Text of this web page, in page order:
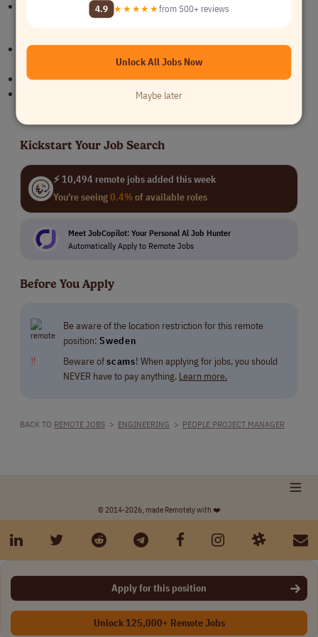
Ledande och samordnande roll över landsgränser.
Arbeta med marknadsledande teknik och lösningar för framtidens
Stora samhällsbyggnadsprojekt och mindre uppdrag.
Delaktighet i alla skeden i järnvägsprocessen.
Kickstart Your Job Search
⚡ 10,494 remote jobs added this week
You're seeing0.4%of available roles
Meet JobCopilot: Your Personal Al Job Hunter
Automatically Apply to Remote Jobs
Before You Apply
Be aware of the location restriction for this remote
position: Sweden
‼
Beware ofscams! When applying for jobs, you should
NEVER have to pay anything. Learn more.
BACK TO REMOTE JOBS > ENGINEERING > PEOPLE PROJECT MANAGER
Apply for this position
Unlock 125,000+ Remote Jobs
4.9 ★★★★★from 500+ reviews
Unlock All Jobs Now
Maybe later
© 2014-2026, made Remotely with ❤️